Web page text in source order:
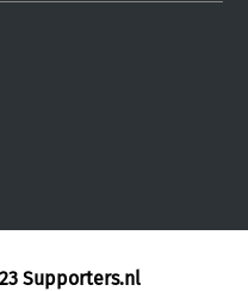
Supporters.nl